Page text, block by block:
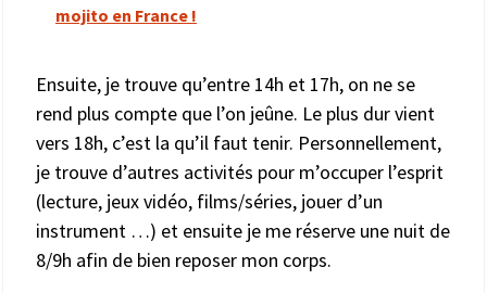
mojito en France !
Ensuite, je trouve qu’entre 14h et 17h, on ne se
rend plus compte que l’on jeûne. Le plus dur vient
vers 18h, c’est la qu’il faut tenir. Personnellement,
je trouve d’autres activités pour m’occuper l’esprit
(lecture, jeux vidéo, films/séries, jouer d’un
instrument …) et ensuite je me réserve une nuit de
8/9h afin de bien reposer mon corps.